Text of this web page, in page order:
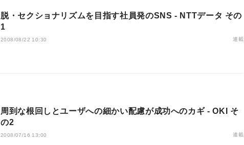
脱・セクショナリズムを目指す社員発のSNS - NTTデータ その
1
2008/08/22 10:30 連載
周到な根回しとユーザへの細かい配慮が成功へのカギ - OKI そ
の2
2008/07/16 13:00 連載